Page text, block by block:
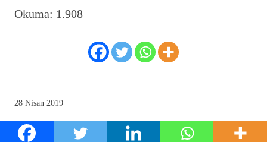
Okuma: 1.908
28 Nisan 2019